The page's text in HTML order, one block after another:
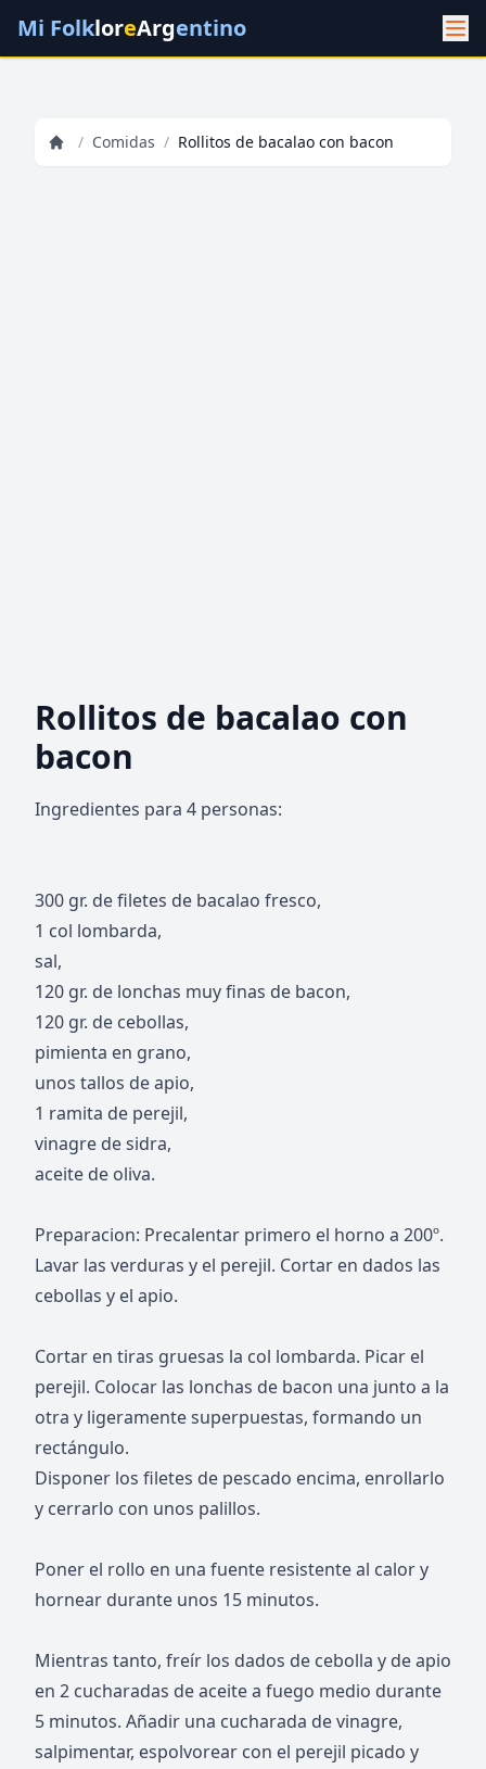
Mi FolkloreArgentino
/ Comidas / Rollitos de bacalao con bacon
Rollitos de bacalao con
bacon
Ingredientes para 4 personas:
300 gr. de filetes de bacalao fresco,
1 col lombarda,
sal,
120 gr. de lonchas muy finas de bacon,
120 gr. de cebollas,
pimienta en grano,
unos tallos de apio,
1 ramita de perejil,
vinagre de sidra,
aceite de oliva.
Preparacion: Precalentar primero el horno a 200º.
Lavar las verduras y el perejil. Cortar en dados las
cebollas y el apio.
Cortar en tiras gruesas la col lombarda. Picar el
perejil. Colocar las lonchas de bacon una junto a la
otra y ligeramente superpuestas, formando un
rectángulo.
Disponer los filetes de pescado encima, enrollarlo
y cerrarlo con unos palillos.
Poner el rollo en una fuente resistente al calor y
hornear durante unos 15 minutos.
Mientras tanto, freír los dados de cebolla y de apio
en 2 cucharadas de aceite a fuego medio durante
5 minutos. Añadir una cucharada de vinagre,
salpimentar, espolvorear con el perejil picado y